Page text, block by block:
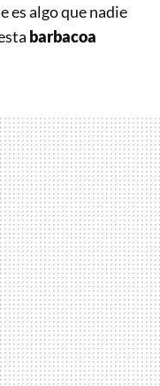
es algo que nadie
barbacoa